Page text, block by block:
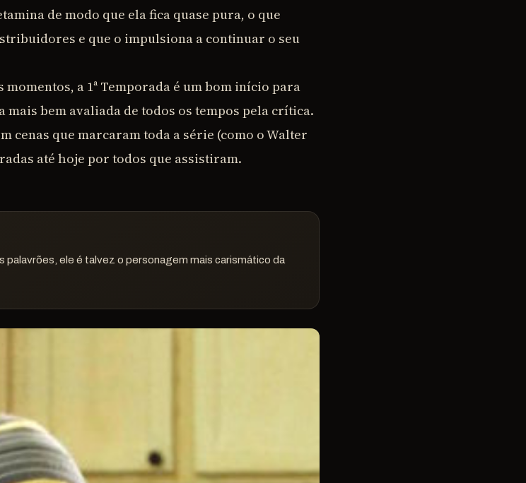
de modo que ela fica quase pura, o que
e que o impulsiona a continuar o seu
a 1ª Temporada é um bom início para
mais bem avaliada de todos os tempos pela crítica.
cenas que marcaram toda a série (como o Walter
até hoje por todos que assistiram.
palavrões, ele é talvez o personagem mais carismático da